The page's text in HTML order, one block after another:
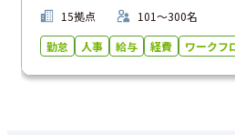
15拠点
101〜300名
勤怠
人事 給与 経費 ワークフ